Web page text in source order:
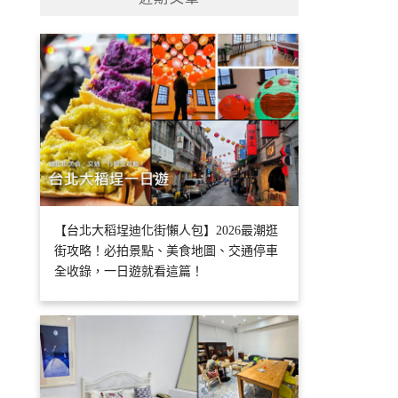
【台北大稻埕迪化街懶人包】2026最潮逛
街攻略！必拍景點、美食地圖、交通停車
全收錄，一日遊就看這篇！